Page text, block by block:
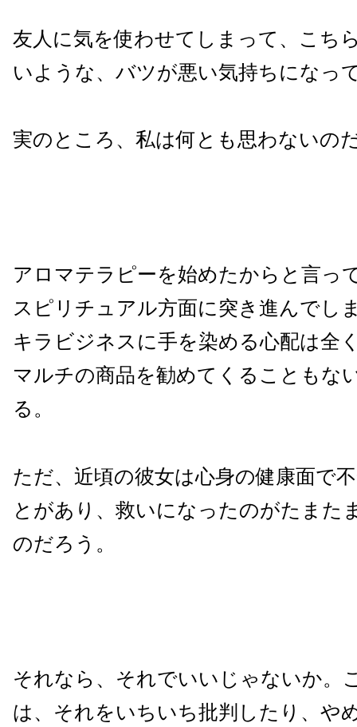
友人に気を使わせてしまって、こち
いような、バツが悪い気持ちになっ
実のところ、私は何とも思わないの
アロマテラピーを始めたからと言っ
スピリチュアル方面に突き進んでし
キラビジネスに手を染める心配は全
マルチの商品を勧めてくることもな
る。
ただ、近頃の彼女は心身の健康面で
とがあり、救いになったのがたまた
のだろう。
それなら、それでいいじゃないか。
は、それをいちいち批判したり、や